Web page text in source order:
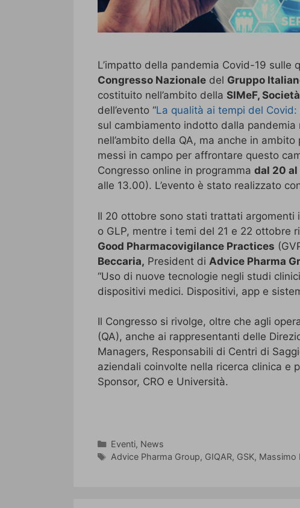
L’impatto della pandemia Covid-19 sulle
Congresso Nazionale del Gruppo
costituito nell’ambito della SIMeF,
dell’evento “La qualità ai tempi del
sul cambiamento indotto dalla
nell’ambito della QA, ma anche in
messi in campo per affrontare questo
Congresso online in programma dal 20
alle 13.00). L’evento è stato realizzato
Il 20 ottobre sono stati trattati argomenti
o GLP, mentre i temi del 21 e 22 ottobre
Good Pharmacovigilance Practices
Beccaria, President di Advice Pharma
“Uso di nuove tecnologie negli studi
dispositivi medici. Dispositivi, app e
Il Congresso si rivolge, oltre che agli
(QA), anche ai rappresentanti delle
Managers, Responsabili di Centri di
aziendali coinvolte nella ricerca clinica e
Sponsor, CRO e Università.
Eventi, News
Advice Pharma Group, GIQAR, GSK, Massimo